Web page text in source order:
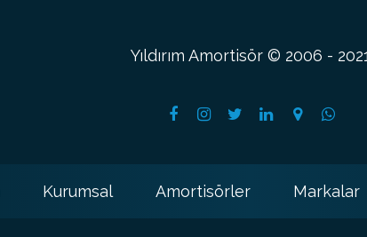
Yıldırım Amortisör © 2006 -
Kurumsal Amortisörler Markalar